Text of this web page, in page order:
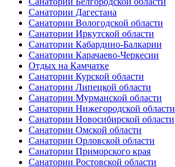
Санатории Дагестана
Санатории Вологодской области
Санатории Иркутской области
Санатории Кабардино-Балкарии
Санатории Карачаево-Черкесии
Отдых на Камчатке
Санатории Курской области
Санатории Липецкой области
Санатории Мурманской области
Санатории Нижегородской области
Санатории Новосибирской области
Санатории Омской области
Санатории Орловской области
Санатории Приморского края
Санатории Ростовской области